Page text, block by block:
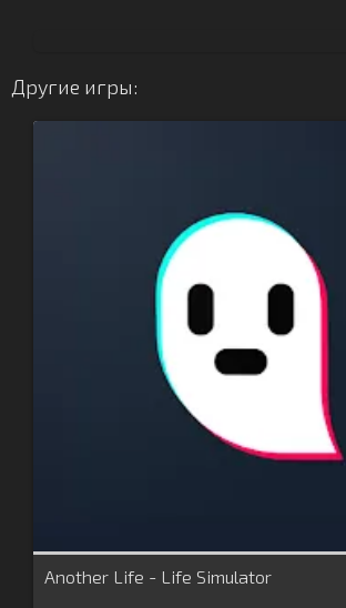
Другие игры:
Another Life - Life Simulator